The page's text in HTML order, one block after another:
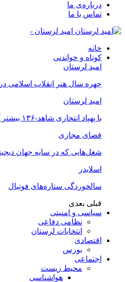
درباره‌ی ما
تماس با ما
امید لرستان -
خانه
کوتاه و خواندنی
امید لرستان
چهره سال هنر انقلاب اسلامی
امید لرستان
با پهپاد انتحاری شاهد-۱۳۶ بیشتر آشنا شوید
فضای مجازی
شغل‌‌هایی که در سایه جهان
اسلایدر
سالخوردگی ستاره‌های فوتبال
قبلی بعدی
سیاسی و امنیتی
نظامی دفاعی
انتخابات لرستان
اقتصادی
بورس
اجتماعی
محیط زیست
هواشناسی